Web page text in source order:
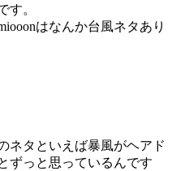
す。
はなんか台風ネタあり
ネタといえば暴風がヘアド
ずっと思っているんです